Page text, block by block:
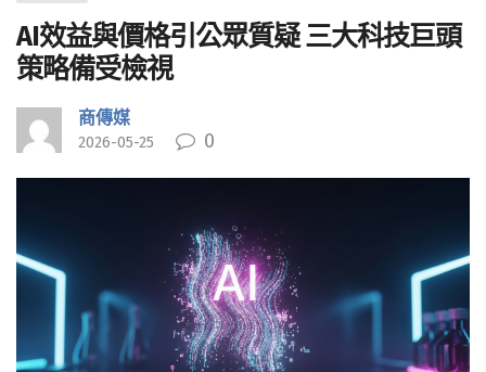
AI效益與價格引公眾質疑 三大科技巨頭
策略備受檢視
商傳媒
2026-05-25 0